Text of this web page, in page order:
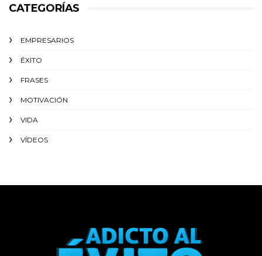
CATEGORÍAS
EMPRESARIOS
ÉXITO‬
FRASES
MOTIVACIÓN
VIDA
VÍDEOS